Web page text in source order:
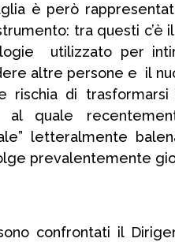
è però
tra questi c’è il
utilizzato per
altre persone e il
rischia di
al quale
letteralmente
prevalentemente
confrontati il